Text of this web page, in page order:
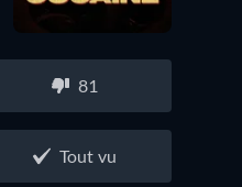
81
Tout vu